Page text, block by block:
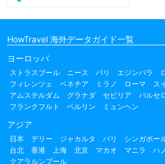
HowTravel 海外データガイド一覧
ヨーロッパ
ストラスブール ニース パリ エジンバラ
フィレンツェ
ベネチア ミラノ ローマ ス
アムステルダム
グラナダ セビリア バルセ
フランクフルト
ベルリン ミュンヘン
アジア
日本 デリー ジャカルタ バリ シンガポー
台北
香港 上海 北京 マカオ マニラ ハ
クアラルンプール